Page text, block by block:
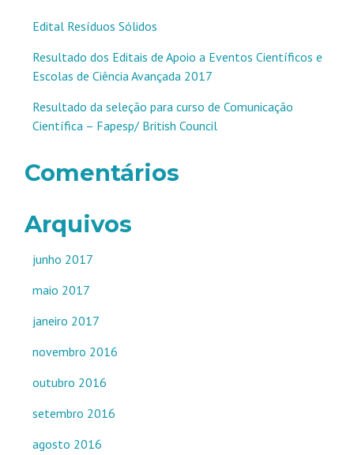
Edital Resíduos Sólidos
Resultado dos Editais de Apoio a Eventos Científicos e
Escolas de Ciência Avançada 2017
Resultado da seleção para curso de Comunicação
Científica – Fapesp/ British Council
Comentários
Arquivos
junho 2017
maio 2017
janeiro 2017
novembro 2016
outubro 2016
setembro 2016
agosto 2016